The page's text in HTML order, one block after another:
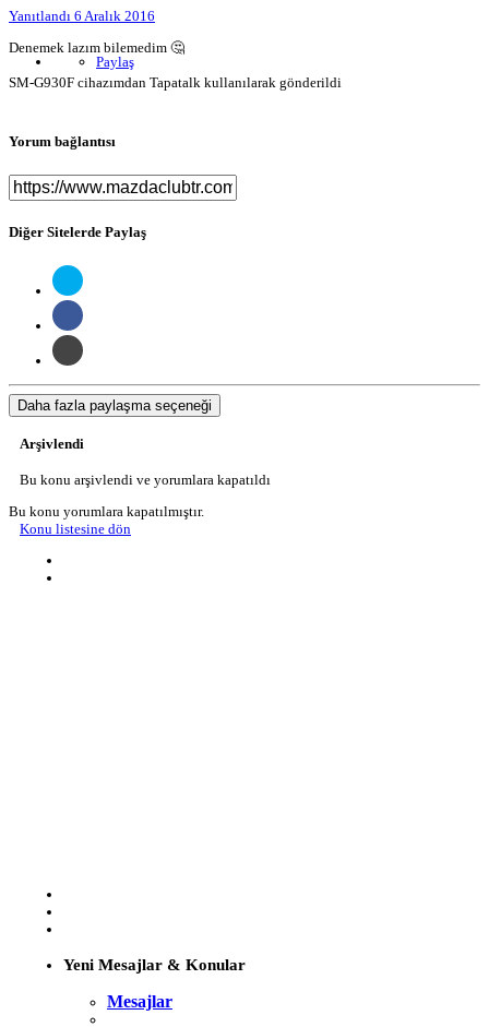
Yanıtlandı 6 Aralık 2016
Paylaş
Denemek lazım bilemedim 🤔
SM-G930F cihazımdan Tapatalk kullanılarak gönderildi
Yorum bağlantısı
Diğer Sitelerde Paylaş
Daha fazla paylaşma seçeneği
Arşivlendi
Bu konu arşivlendi ve yorumlara kapatıldı
Bu konu yorumlara kapatılmıştır.
Konu listesine dön
Yeni Mesajlar & Konular
Mesajlar